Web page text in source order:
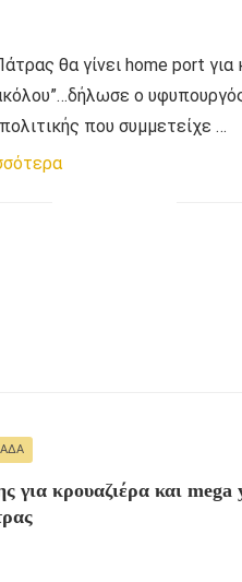
θα γίνει home port για
ο
που συμμετείχε …
για κρουαζιέρα και